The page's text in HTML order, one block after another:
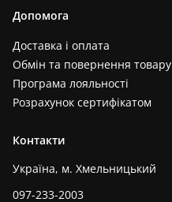
Допомога
Доставка і оплата
Обмін та повернення товару
Програма лояльності
Розрахунок сертифікатом
Контакти
Україна, м. Хмельницький
097-233-2003